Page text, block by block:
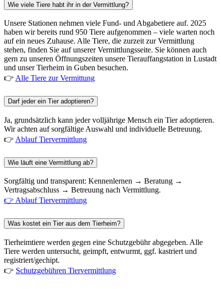
Wie viele Tiere habt ihr in der Vermittlung?
Unsere Stationen nehmen viele Fund- und Abgabetiere auf. 2025
haben wir bereits rund 950 Tiere aufgenommen – viele warten noch
auf ein neues Zuhause. Alle Tiere, die zurzeit zur Vermittlung
stehen, finden Sie auf unserer Vermittlungsseite. Sie können auch
gern zu unseren Öffnungszeiten unsere Tierauffangstation in Lustadt
und unser Tierheim in Guben besuchen.
👉 Alle Tiere zur Vermittung
Darf jeder ein Tier adoptieren?
Ja, grundsätzlich kann jeder volljährige Mensch ein Tier adoptieren.
Wir achten auf sorgfältige Auswahl und individuelle Betreuung.
👉 Ablauf Tiervermittlung
Wie läuft eine Vermittlung ab?
Sorgfältig und transparent: Kennenlernen → Beratung →
Vertragsabschluss → Betreuung nach Vermittlung.
👉 Ablauf Tiervermittlung
Was kostet ein Tier aus dem Tierheim?
Tierheimtiere werden gegen eine Schutzgebühr abgegeben. Alle
Tiere werden untersucht, geimpft, entwurmt, ggf. kastriert und
registriert/gechipt.
👉 Schutzgebühren Tiervermittlung